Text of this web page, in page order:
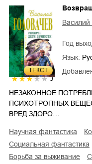
ТЕКСТ
3
Василий
Год
Язык:
НЕЗАКОННОЕ
ПСИХОТРОПНЫХ
ВРЕД ЗДОРО…
научная фантастика
социальная фантастика
борьба за выживание